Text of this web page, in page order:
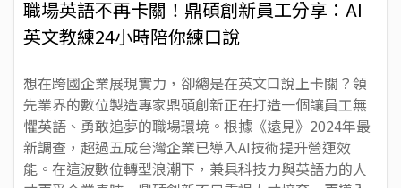
職場英語不再卡關！鼎碩創新員工分享：AI
英文教練24小時陪你練口說
想在跨國企業展現實力，卻總是在英文口說上卡關？領
先業界的數位製造專家鼎碩創新正在打造一個讓員工無
懼英語、勇敢追夢的職場環境。根據《遠見》2024年最
新調查，超過五成台灣企業已導入AI技術提升營運效
能。在這波數位轉型浪潮下，兼具科技力與英語力的人